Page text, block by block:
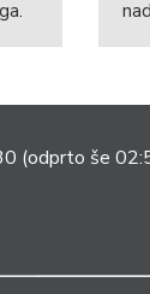
(odprto še